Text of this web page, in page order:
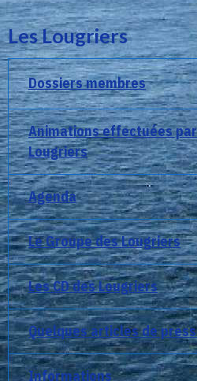
Les Lougriers
Dossiers membres
Animations effectuées
Lougriers
Agenda
Le Groupe des Lougriers
Les CD des Lougriers
Quelques articles de
Informations